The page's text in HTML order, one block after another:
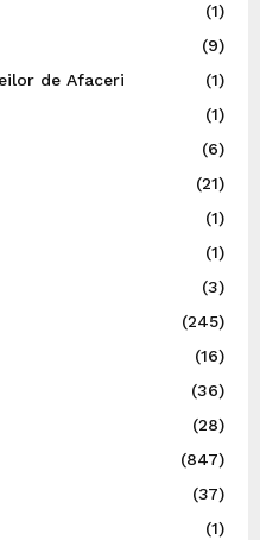
(1)
(9)
de Afaceri
(1)
(1)
(6)
(21)
(1)
(1)
(3)
(245)
(16)
(36)
(28)
(847)
(37)
(1)